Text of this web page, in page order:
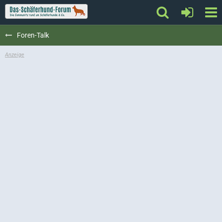
Foren-Talk